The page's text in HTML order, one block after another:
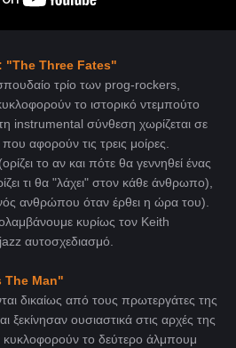
"The Three Fates"
τρίο των prog-rockers,
το ιστορικό ντεμπούτο
instrumental σύνθεση χωρίζεται σε
που αφορούν τις τρεις μοίρες.
το αν και πότε θα γεννηθεί ένας
τι θα "λάχει" στον κάθε άνθρωπο),
ανθρώπου όταν έρθει η ώρα του).
κυρίως τον Keith
αυτοσχεδιασμό.
The Man"
δικαίως από τους πρωτεργάτες της
ξεκίνησαν ουσιαστικά στις αρχές της
κυκλοφορούν το δεύτερο άλμπουμ